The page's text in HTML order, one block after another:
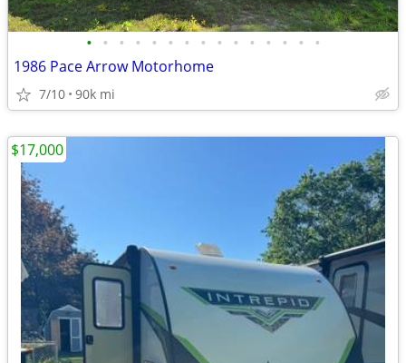
• • • • • • • • • • • • • • •
1986 Pace Arrow Motorhome
7/10 90k mi
$17,000